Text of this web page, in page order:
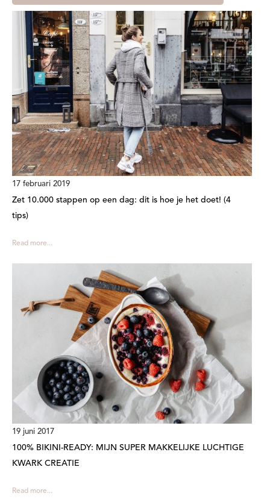
17 februari 2019
Zet 10.000 stappen op een dag: dit is hoe je het doet! (4
tips)
Read more...
19 juni 2017
100% BIKINI-READY: MIJN SUPER MAKKELIJKE LUCHTIGE
KWARK CREATIE
Read more...